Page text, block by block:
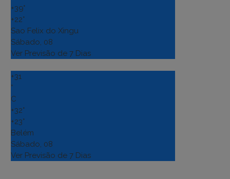
+39°
+22°
Sao Felix do Xingu
Sábado, 08
Ver Previsão de 7 Dias
+31
°
C
+32°
+23°
Belém
Sábado, 08
Ver Previsão de 7 Dias